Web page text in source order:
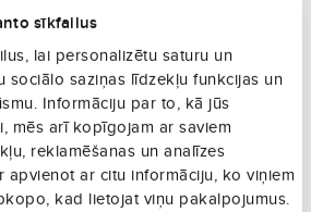
sīkfailus
lai personalizētu saturu un
sociālo saziņas līdzekļu funkcijas un
Informāciju par to, kā jūs
mēs arī kopīgojam ar saviem
reklamēšanas un analīzes
apvienot ar citu informāciju, ko viņiem
kad lietojat viņu pakalpojumus.
Sigīrijas klinšu cietoksni, budistu
safari piedzīvojumus Yala nacionālajā
Unawatuna un Mirissa pludmalēm.
:Luksusa viesnīca ar lielisku servisu
atpūtas vieta dabas ieskautā vidē.